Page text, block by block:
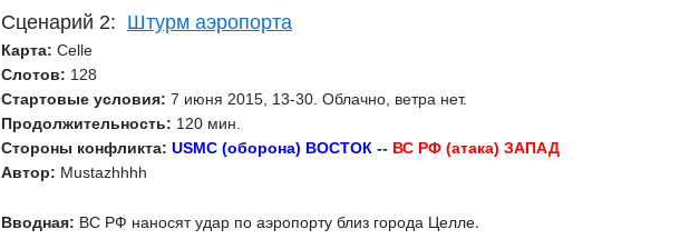
Сценарий 2: Штурм аэропорта
Карта: Celle
Слотов: 128
Стартовые условия: 7 июня 2015, 13-30. Облачно, ветра нет.
Продолжительность: 120 мин.
Стороны конфликта: USMC (оборона) ВОСТОК -- ВС РФ (атака) ЗАПАД
Автор: Mustazhhhh
Вводная: ВС РФ наносят удар по аэропорту близ города Целле.